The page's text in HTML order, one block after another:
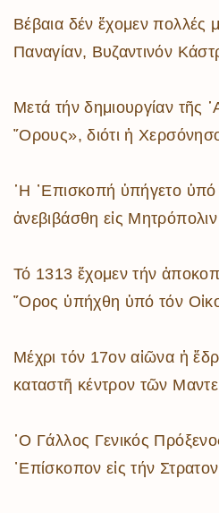
Βέβαια δέν ἔχομεν πολλές
Παναγίαν, Βυζαντινόν
Μετά τήν δημιουργίαν τῆς
῎Ορους», διότι ἡ
῾Η ᾿Επισκοπή ὑπήγετο ὑπό
ἀνεβιβάσθη εἰς
Τό 1313 ἔχομεν τήν
῎Ορος ὑπήχθη ὑπό τόν
Μέχρι τόν 17ον αἰῶνα ἡ
καταστῆ κέντρον τῶν
῾Ο Γάλλος Γενικός
᾿Επίσκοπον εἰς τήν